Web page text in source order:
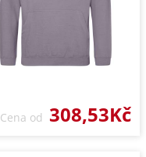
Cena od 308,53Kč